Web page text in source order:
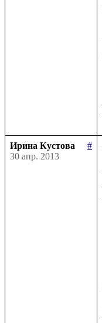
Ирина Кустова
#
30 апр. 2013